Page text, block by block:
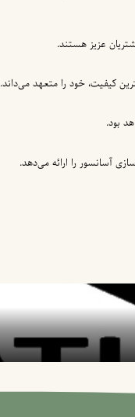
عزیز هستند.
کیفیت، خود را متعهد می‌داند.
بود.
آسانسور را ارائه می‌دهد.